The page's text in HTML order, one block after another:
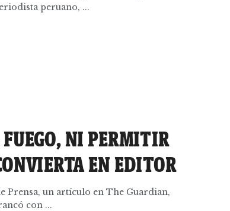
peruano, ...
NI PERMITIR
EN EDITOR
Prensa, un artículo en The Guardian,
con ...